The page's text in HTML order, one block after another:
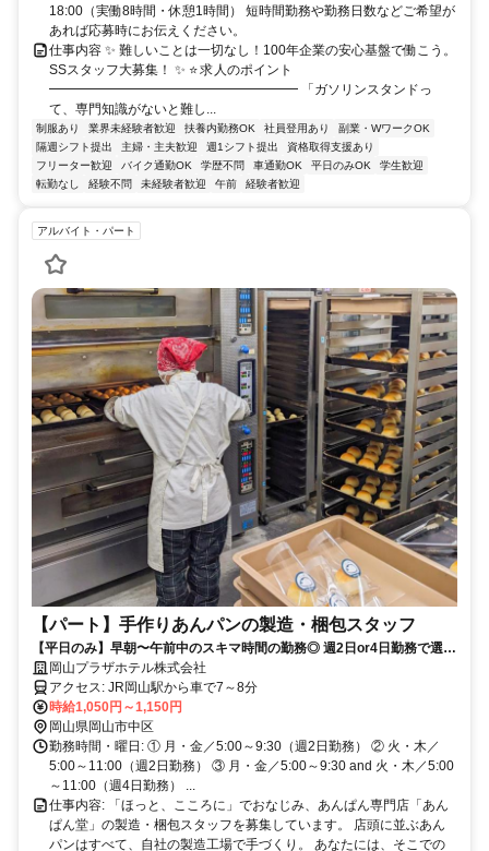
18:00（実働8時間・休憩1時間） 短時間勤務や勤務日数などご希望が
あれば応募時にお伝えください。
仕事内容 ✨ 難しいことは一切なし！100年企業の安心基盤で働こう。
SSスタッフ大募集！ ✨ ⭐ 求人のポイント
━━━━━━━━━━━━━━━━━━━ 「ガソリンスタンドっ
て、専門知識がないと難し...
制服あり 業界未経験者歓迎 扶養内勤務OK 社員登用あり
副業・WワークOK
隔週シフト提出
主婦・主夫歓迎 週1シフト提出
資格取得支援あり
フリーター歓迎
バイク通勤OK 学歴不問 車通勤OK 平日のみOK
学生歓迎
転勤なし
経験不問 未経験者歓迎 午前 経験者歓迎
アルバイト・パート
【パート】手作りあんパンの製造・梱包スタッフ
【平日のみ】早朝〜午前中のスキマ時間の勤務◎ 週2日or4日勤務で選択
可能。午前中には終わるので午後は自由♪
岡山プラザホテル株式会社
アクセス: JR岡山駅から車で7～8分
時給1,050円～1,150円
岡山県岡山市中区
勤務時間・曜日: ① 月・金／5:00～9:30（週2日勤務） ② 火・木／
5:00～11:00（週2日勤務） ③ 月・金／5:00～9:30 and 火・木／5:00
～11:00（週4日勤務） ...
仕事内容: 「ほっと、こころに」でおなじみ、あんぱん専門店「あん
ぱん堂」の製造・梱包スタッフを募集しています。 店頭に並ぶあん
パンはすべて、自社の製造工場で手づくり。 あなたには、そこでの